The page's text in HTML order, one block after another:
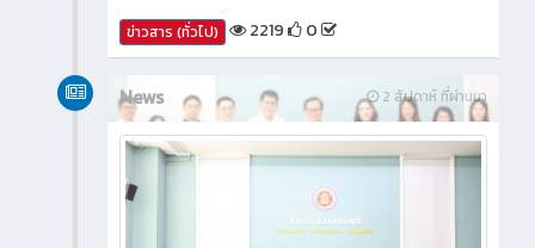
ข่าวสาร (ทั่วไป) 2219 0
2 สัปดาห์ ที่ผ่านมา
News